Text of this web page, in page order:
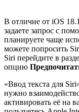
В отличие от iOS
задаете запрос с
планируете чаще
можете попросить
Siri перейдите в
опцию
«Ввод текста для
нужно
активировать её на